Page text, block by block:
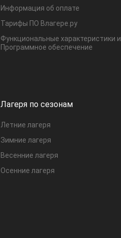
Информация об оплате
Тарифы ПО Влагере.ру
Функциональные характеристики и
Программное обеспечение
Лагеря по сезонам
Летние лагеря
Зимние лагеря
Весенние лагеря
Осенние лагеря